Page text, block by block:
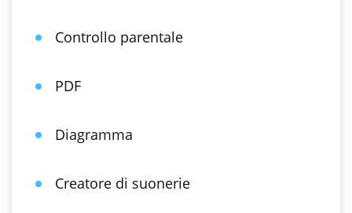
Controllo parentale
PDF
Diagramma
Creatore di suonerie